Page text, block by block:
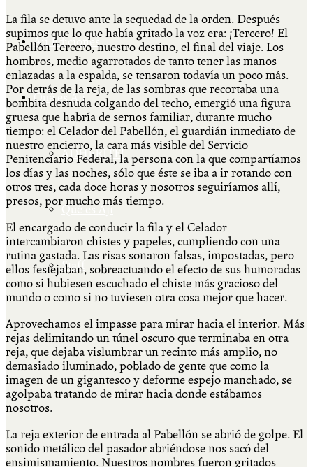
Ají Ediciones
Qué es Ají
ADHERITE!
Qué es Ají
Staff
La fila se detuvo ante la sequedad de la orden. Después
supimos que lo que había gritado la voz era: ¡Tercero! El
Pabellón Tercero, nuestro destino, el final del viaje. Los
hombros, medio agarrotados de tanto tener las manos
enlazadas a la espalda, se tensaron todavía un poco más.
Por detrás de la reja, de las sombras que recortaba una
bombita desnuda colgando del techo, emergió una figura
gruesa que habría de sernos familiar, durante mucho
tiempo: el Celador del Pabellón, el guardián inmediato de
nuestro encierro, la cara más visible del Servicio
Penitenciario Federal, la persona con la que compartíamos
los días y las noches, sólo que éste se iba a ir rotando con
otros tres, cada doce horas y nosotros seguiríamos allí,
presos, por mucho más tiempo.
El encargado de conducir la fila y el Celador
intercambiaron chistes y papeles, cumpliendo con una
rutina gastada. Las risas sonaron falsas, impostadas, pero
ellos festejaban, sobreactuando el efecto de sus humoradas
como si hubiesen escuchado el chiste más gracioso del
mundo o como si no tuviesen otra cosa mejor que hacer.
Aprovechamos el impasse para mirar hacia el interior. Más
rejas delimitando un túnel oscuro que terminaba en otra
reja, que dejaba vislumbrar un recinto más amplio, no
demasiado iluminado, poblado de gente que como la
imagen de un gigantesco y deforme espejo manchado, se
agolpaba tratando de mirar hacia donde estábamos
nosotros.
La reja exterior de entrada al Pabellón se abrió de golpe. El
sonido metálico del pasador abriéndose nos sacó del
ensimismamiento. Nuestros nombres fueron gritados